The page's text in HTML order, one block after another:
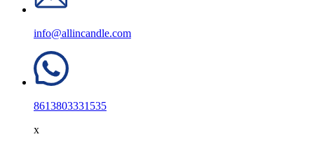
info@allincandle.com
8613803331535
x